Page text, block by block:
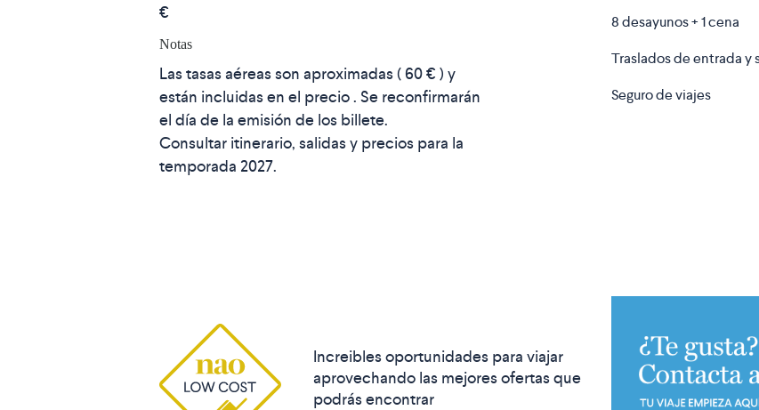
€
Notas
Las tasas aéreas son aproximadas ( 60 € ) y
están incluidas en el precio . Se reconfirmarán
el día de la emisión de los billete.
Consultar itinerario, salidas y precios para la
temporada 2027.
8 desayunos + 1 cena
Traslados de entrada y
Seguro de viajes
Increibles oportunidades para viajar
aprovechando las mejores ofertas que
podrás encontrar